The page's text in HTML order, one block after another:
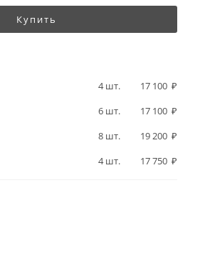
Купить
4шт.
17 100
6 шт.
17 100
8 шт.
19 200
4шт. 17 750